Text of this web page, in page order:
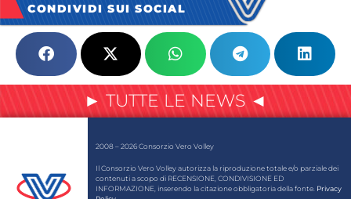
CONDIVIDI SUI SOCIAL
► TUTTE LE NEWS ◄
2008 – 2026 Consorzio Vero Volley
Il Consorzio Vero Volley autorizza la riproduzione totale e/o parziale dei
contenuti a scopo di RECENSIONE, CONDIVISIONE ED
INFORMAZIONE, inserendo la citazione obbligatoria della fonte. Privacy